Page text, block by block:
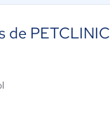
de PETCLINIC